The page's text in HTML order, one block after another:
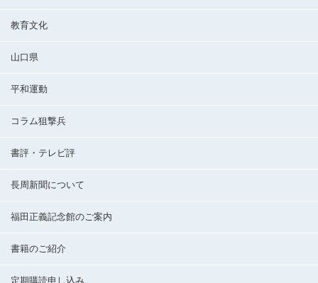
教育文化
山口県
平和運動
コラム狙撃兵
書評・テレビ評
長周新聞について
福田正義記念館のご案内
書籍のご紹介
定期購読申し込み